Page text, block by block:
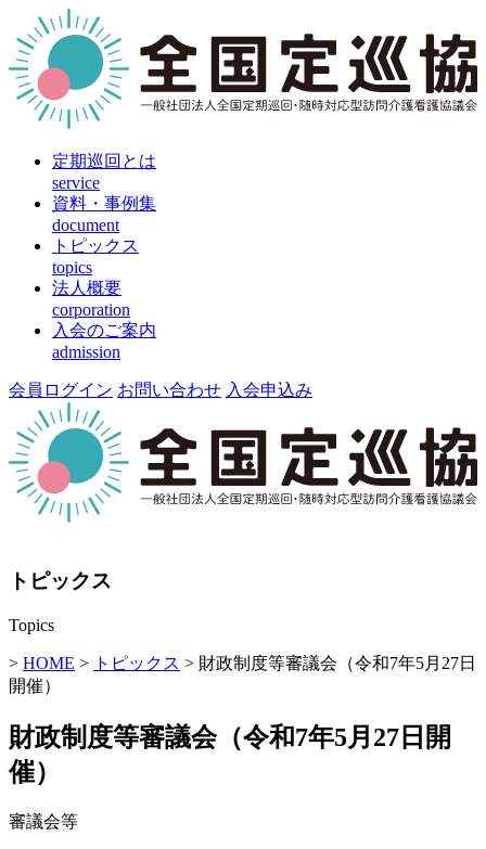
定期巡回とは
service
資料・事例集
document
トピックス
topics
法人概要
corporation
入会のご案内
admission
会員ログイン お問い合わせ 入会申込み
トピックス
Topics
> HOME > トピックス > 財政制度等審議会（令和7年5月27日
開催）
財政制度等審議会（令和7年5月27日開
催）
審議会等